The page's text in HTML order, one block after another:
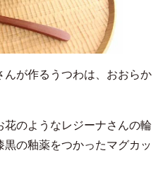
が作るうつわは、おおらか
花のようなレジーナさんの輪
の釉薬をつかったマグカッ